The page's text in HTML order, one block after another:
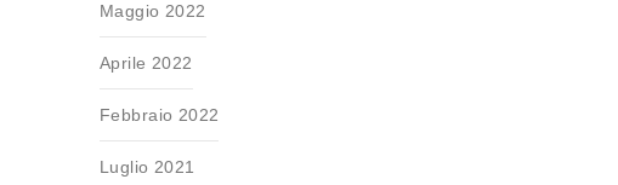
Maggio 2022
Aprile 2022
Febbraio 2022
Luglio 2021